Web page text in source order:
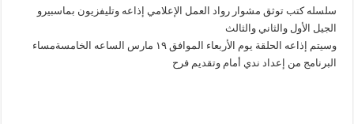
سلسله كتب توثق مشوار رواد العمل الإعلامي إذاعه وتليفزيون بماسبيرو
الجيل الأول والثاني والثالث
وسيتم إذاعه الحلقة يوم الأربعاء الموافق ١٩ مارس الساعه الخامسةمساء
البرنامج من إعداد ندي أمام وتقديم فرح